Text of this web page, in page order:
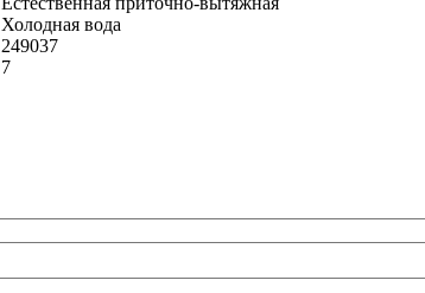
Холодная вода
249037
7